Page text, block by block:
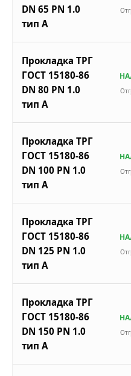
DN 65 PN 1.0
тип A
Прокладка ТРГ
ГОСТ 15180-86
DN 80 PN 1.0
тип A
Прокладка ТРГ
ГОСТ 15180-86
DN 100 PN 1.0
тип A
Прокладка ТРГ
ГОСТ 15180-86
DN 125 PN 1.0
тип A
Прокладка ТРГ
ГОСТ 15180-86
DN 150 PN 1.0
тип A